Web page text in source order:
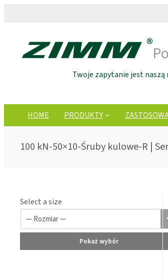
Twoje zapytanie jest
HOME PRODUKTY
100 kN-50×10-Śruby kulowe-R |
Select a size
Pokaż wybór